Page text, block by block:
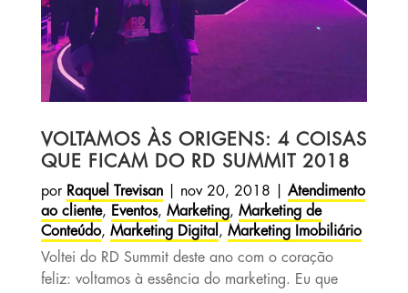
VOLTAMOS ÀS ORIGENS: 4 COISAS
QUE FICAM DO RD SUMMIT 2018
por Raquel Trevisan| nov 20, 2018
Atendimento
ao cliente, Eventos, Marketing, Marketing de
Conteúdo, Marketing Digital , Marketing Imobiliário
Voltei do RD Summit deste ano com o coração
feliz: voltamos à essência do marketing. Eu que